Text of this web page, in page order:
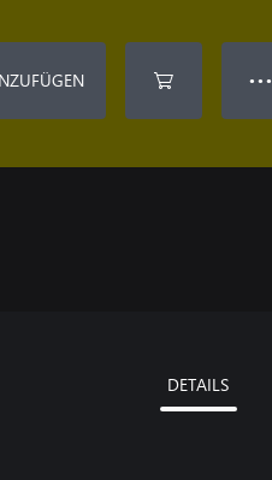
● ● ●
DETAILS